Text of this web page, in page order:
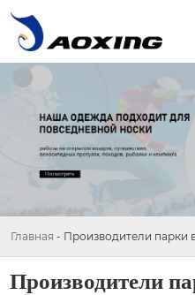
Главная - Производители парки
Производители